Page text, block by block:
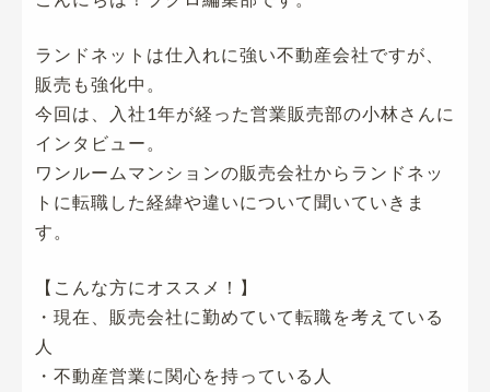
ランドネットは仕入れに強い不動産会社ですが、
販売も強化中。
今回は、入社1年が経った営業販売部の小林さんに
インタビュー。
ワンルームマンションの販売会社からランドネッ
トに転職した経緯や違いについて聞いていきま
す。
【こんな方にオススメ！】
・現在、販売会社に勤めていて転職を考えている
人
・不動産営業に関心を持っている人